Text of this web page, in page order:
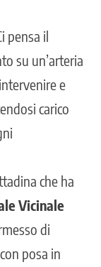
pensa il
su un’arteria
e
carico
che ha
Vicinale
di
posa in